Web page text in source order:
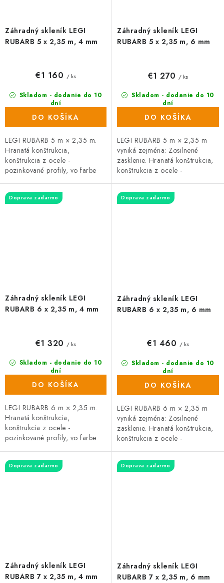
Záhradný skleník LEGI
RUBARB 5 x 2,35 m, 4 mm
Skladom - dodanie do 10
dní
(26 ks)
€1 160 / ks
DO KOŠÍKA
LEGI RUBARB 5 m × 2,35 m.
Hranatá konštrukcia,
konštrukcia z ocele -
pozinkované profily, vo farbe
komôrkový polykarbonát hrúbky
4 mm. Rozstup...
Záhradný skleník LEGI
RUBARB 5 x 2,35 m, 6 mm
Skladom - dodanie do 10
dní
(5 ks)
€1 270 / ks
DO KOŠÍKA
LEGI RUBARB 5 m × 2,35 m
vyniká zejména: Zosilnené
zasklenie. Hranatá konštrukcia,
konštrukcia z ocele -
strieborná. Zasklenie tvorí
komôrkový...
Záhradný skleník LEGI
RUBARB 6 x 2,35 m, 4 mm
Doprava zadarmo
Skladom - dodanie do 10
dní
(35 ks)
€1 320 / ks
DO KOŠÍKA
LEGI RUBARB 6 m × 2,35 m.
Hranatá konštrukcia,
konštrukcia z ocele -
pozinkované profily, vo farbe
komôrkový polykarbonát hrúbky
4 mm. Rozstup...
Záhradný skleník LEGI
RUBARB 6 x 2,35 m, 6 mm
Doprava zadarmo
Skladom - dodanie do 10
dní
(102 ks)
€1 460 / ks
DO KOŠÍKA
LEGI RUBARB 6 m × 2,35 m
vyniká zejména: Zosilnené
zasklenie. Hranatá konštrukcia,
konštrukcia z ocele -
strieborná. Zasklenie tvorí
komôrkový...
Záhradný skleník LEGI
RUBARB 7 x 2,35 m, 4 mm
Doprava zadarmo
Záhradný skleník LEGI
RUBARB 7 x 2,35 m, 6 mm
Doprava zadarmo